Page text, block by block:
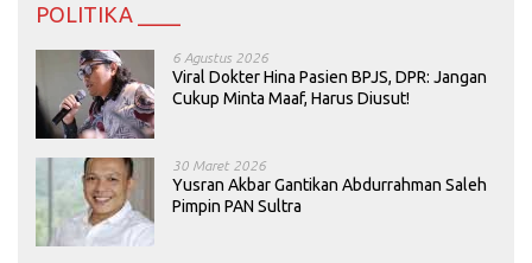
POLITIKA ____
6 Agustus 2026
Viral Dokter Hina Pasien BPJS, DPR: Jangan
Cukup Minta Maaf, Harus Diusut!
30 Maret 2026
Yusran Akbar Gantikan Abdurrahman Saleh
Pimpin PAN Sultra